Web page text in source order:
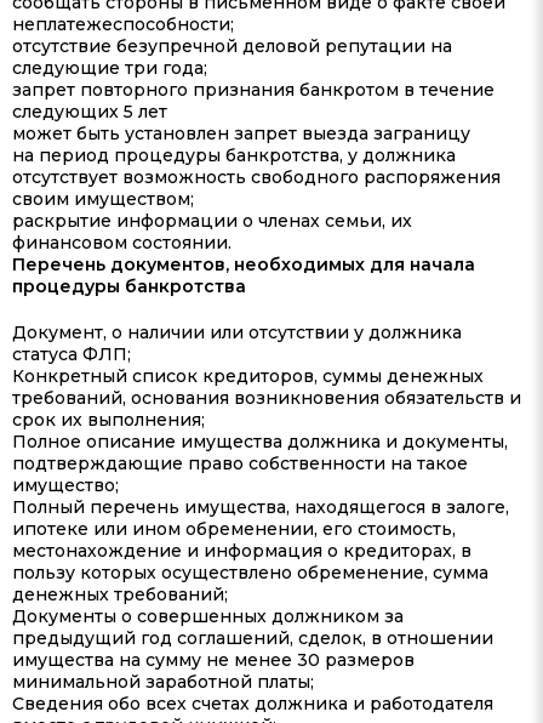
неплатежеспособности;
отсутствие безупречной деловой репутации на
следующие три года;
запрет повторного признания банкротом в течение
следующих 5 лет
может быть установлен запрет выезда заграницу
на период процедуры банкротства, у должника
отсутствует возможность свободного распоряжения
своим имуществом;
раскрытие информации о членах семьи, их
финансовом состоянии.
Перечень документов, необходимых для начала
процедуры банкротства
Документ, о наличии или отсутствии у должника
статуса ФЛП;
Конкретный список кредиторов, суммы денежных
требований, основания возникновения обязательств и
срок их выполнения;
Полное описание имущества должника и документы,
подтверждающие право собственности на такое
имущество;
Полный перечень имущества, находящегося в залоге,
ипотеке или ином обременении, его стоимость,
местонахождение и информация о кредиторах, в
пользу которых осуществлено обременение, сумма
денежных требований;
Документы о совершенных должником за
предыдущий год соглашений, сделок, в отношении
имущества на сумму не менее 30 размеров
минимальной заработной платы;
Сведения обо всех счетах должника и работодателя